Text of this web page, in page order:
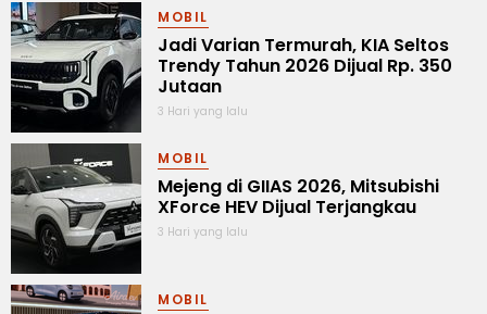
MOBIL
Jadi Varian Termurah, KIA Seltos
Trendy Tahun 2026 Dijual Rp. 350
Jutaan
3 Hari yang lalu
MOBIL
Mejeng di GIIAS 2026, Mitsubishi
XForce HEV Dijual Terjangkau
3 Hari yang lalu
MOBIL